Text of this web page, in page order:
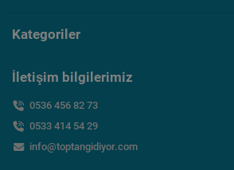
Kategoriler
İletişim bilgilerimiz
0536 456 82 73
0533 414 54 29
info@toptangidiyor.com